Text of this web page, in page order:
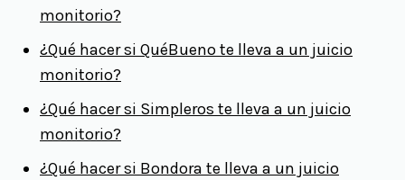
monitorio?
¿Qué hacer si QuéBueno te lleva a un juicio
monitorio?
¿Qué hacer si Simpleros te lleva a un juicio
monitorio?
¿Qué hacer si Bondora te lleva a un juicio